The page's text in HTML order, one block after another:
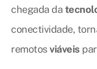
chegada da
conectividade,
remotosviáveis